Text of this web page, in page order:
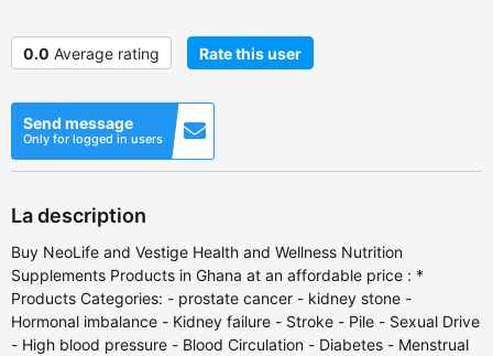
0.0 Average rating Rate this user
Send message
Only for logged in users
La description
Buy NeoLife and Vestige Health and Wellness Nutrition
Supplements Products in Ghana at an affordable price : *
Products Categories: - prostate cancer - kidney stone -
Hormonal imbalance - Kidney failure - Stroke - Pile - Sexual Drive
- High blood pressure - Blood Circulation - Diabetes - Menstrual